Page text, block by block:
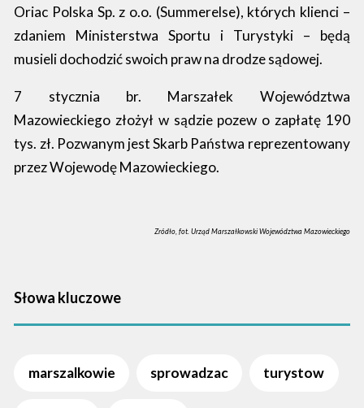
Oriac Polska Sp. z o.o. (Summerelse), których klienci –
zdaniem Ministerstwa Sportu i Turystyki – będą
musieli dochodzić swoich praw na drodze sądowej.
7 stycznia br. Marszałek Województwa
Mazowieckiego złożył w sądzie pozew o zapłatę 190
tys. zł. Pozwanym jest Skarb Państwa reprezentowany
przez Wojewodę Mazowieckiego.
Zródło, fot. Urząd Marszałkowski Województwa Mazowieckiego
Słowa kluczowe
marszalkowie sprowadzac turystow